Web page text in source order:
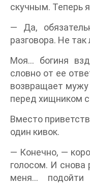
скучным. Теперь
— Да,
разговора. Не так
Моя… богиня
словно от ее
возвращает мужу
перед хищником
Вместо
один кивок.
— Конечно, —
голосом. И снова
меня…